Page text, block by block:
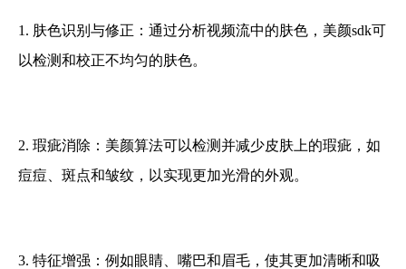
1. 肤色识别与修正：通过分析视频流中的肤色，美颜sdk可
以检测和校正不均匀的肤色。
2. 瑕疵消除：美颜算法可以检测并减少皮肤上的瑕疵，如
痘痘、斑点和皱纹，以实现更加光滑的外观。
3. 特征增强：例如眼睛、嘴巴和眉毛，使其更加清晰和吸